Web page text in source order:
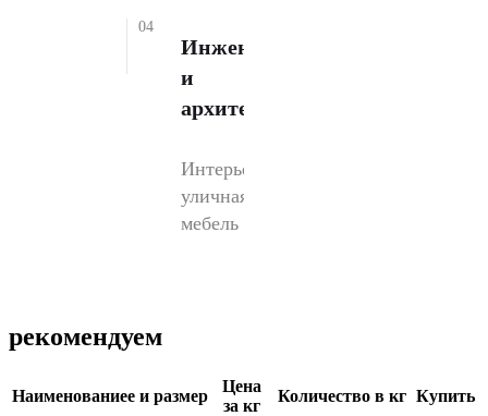
04
Инженерии
и
архитектуре
Интерьеры,
уличная
мебель
рекомендуем
Наименованиеe и размер
Цена
за кг
Количество в кг Купить